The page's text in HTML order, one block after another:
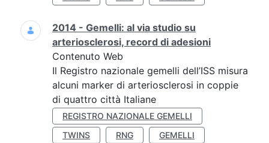
2014 - Gemelli: al via studio su
arteriosclerosi, record di adesioni
Contenuto Web
Il Registro nazionale gemelli dell’ISS misura
alcuni marker di arteriosclerosi in coppie
di quattro città Italiane
REGISTRO NAZIONALE GEMELLI
TWINS
RNG GEMELLI